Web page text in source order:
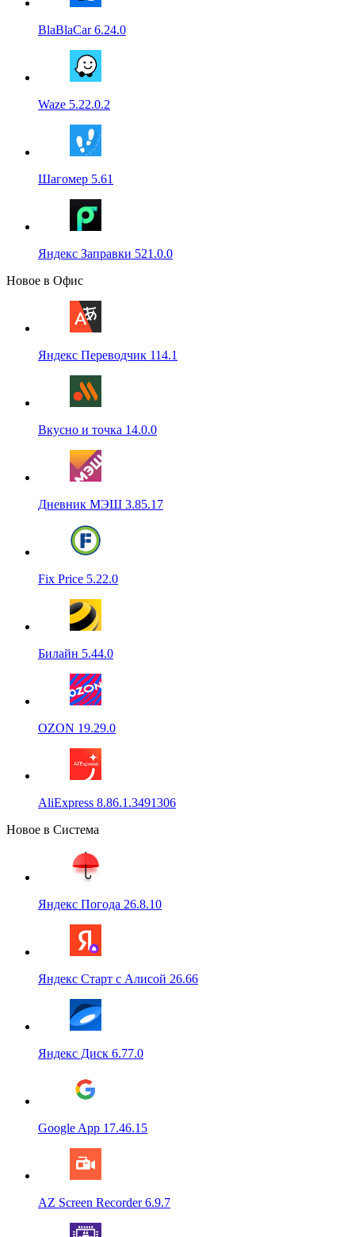
BlaBlaCar 6.24.0
Waze 5.22.0.2
Шагомер 5.61
Яндекс Заправки 521.0.0
Новое в Офис
Яндекс Переводчик 114.1
Вкусно и точка 14.0.0
Дневник МЭШ 3.85.17
Fix Price 5.22.0
Билайн 5.44.0
OZON 19.29.0
AliExpress 8.86.1.3491306
Новое в Система
Яндекс Погода 26.8.10
Яндекс Старт с Алисой 26.66
Яндекс Диск 6.77.0
Google App 17.46.15
AZ Screen Recorder 6.9.7